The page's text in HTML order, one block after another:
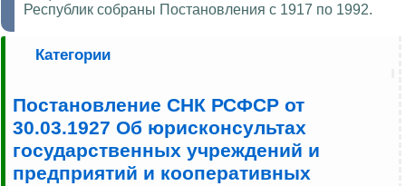
Республик собраны Постановления с 1917 по 1992.
Категории
Постановление СНК РСФСР от
30.03.1927 Об юрисконсультах
государственных учреждений и
предприятий и кооперативных